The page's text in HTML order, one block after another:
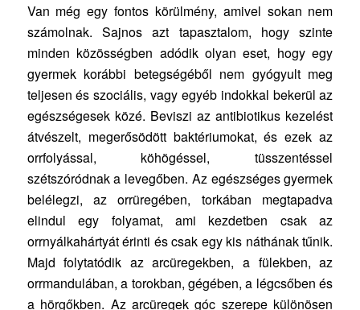
Van még egy fontos körülmény, amivel sokan nem
számolnak. Sajnos azt tapasztalom, hogy szinte
minden közösségben adódik olyan eset, hogy egy
gyermek korábbi betegségéből nem gyógyult meg
teljesen és szociális, vagy egyéb indokkal bekerül az
egészségesek közé. Beviszi az antibiotikus kezelést
átvészelt, megerősödött baktériumokat, és ezek az
orrfolyással, köhögéssel, tüsszentéssel
szétszóródnak a levegőben. Az egészséges gyermek
belélegzi, az orrüregében, torkában megtapadva
elindul egy folyamat, ami kezdetben csak az
orrnyálkahártyát érinti és csak egy kis náthának tűnik.
Majd folytatódik az arcüregekben, a fülekben, az
orrmandulában, a torokban, gégében, a légcsőben és
a hörgőkben. Az arcüregek góc szerepe különösen